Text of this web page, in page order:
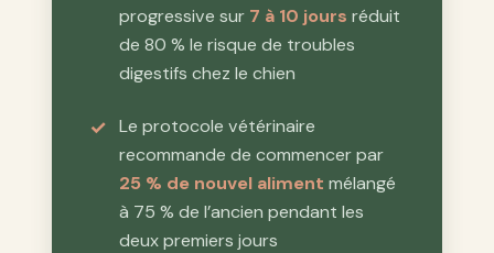
progressive sur 7 à 10 jours réduit
de 80 % le risque de troubles
digestifs chez le chien
Le protocole vétérinaire
recommande de commencer par
25 % de nouvel aliment mélangé
à 75 % de l’ancien pendant les
deux premiers jours